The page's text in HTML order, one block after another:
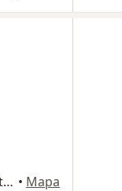
Rua 9 de Janeiro n 2110, sala 1202, Centro comercial Wall Steet, Belém • Mapa